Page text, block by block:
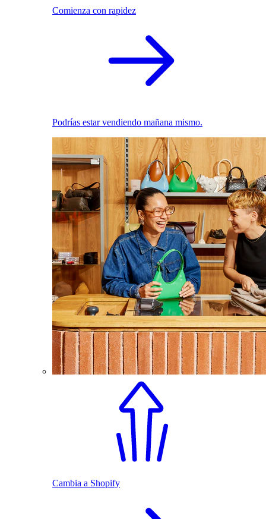
Comienza con rapidez
Podrías estar vendiendo mañana mismo.
Cambia a Shopify